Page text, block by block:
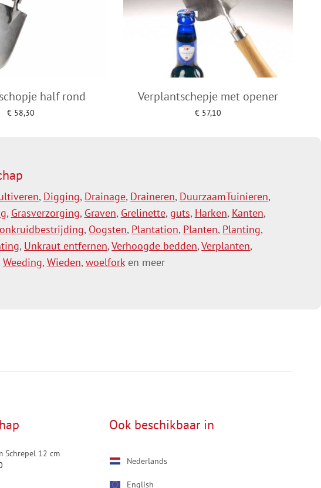
half rond
€ 58,30
Verplantschepje met opener
€ 57,10
, Digging, Drainage, Draineren, DuurzaamTuinieren,
, Grasverzorging, Graven, Grelinette, guts, Harken, Kanten,
onkruidbestrijding, Oogsten, Plantation, Planten, Planting,
, Unkraut entfernen,Verhoogde bedden,Verplanten,
Weeding, Wieden, woelforken meer
Schrepel 12 cm
Ook beschikbaar in
Nederlands
English